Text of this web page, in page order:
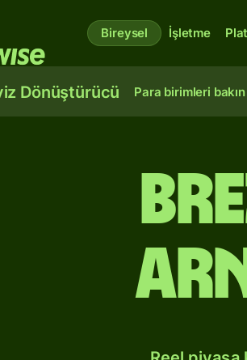
Bireysel İşletme
Dönüştürücü Para birimleri bakın